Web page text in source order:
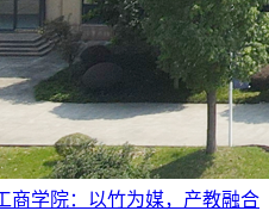
商学院：以竹为媒，产教融合